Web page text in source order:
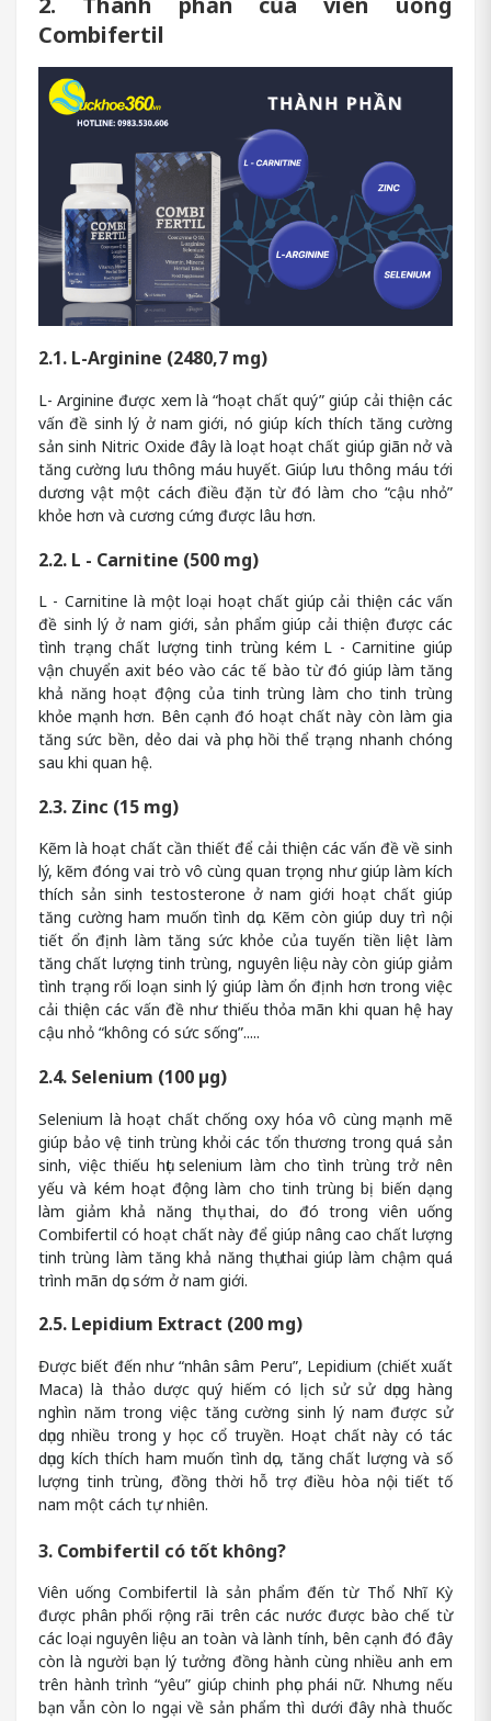
Combifertil
2.1. L-Arginine (2480,7 mg)
L- Arginine được xem là “hoạt chất quý” giúp cải thiện các
vấn đề sinh lý ở nam giới, nó giúp kích thích tăng cường
sản sinh Nitric Oxide đây là loạt hoạt chất giúp giãn nở và
tăng cường lưu thông máu huyết. Giúp lưu thông máu tới
dương vật một cách điều đặn từ đó làm cho “cậu nhỏ”
khỏe hơn và cương cứng được lâu hơn.
2.2. L - Carnitine (500 mg)
L - Carnitine là một loại hoạt chất giúp cải thiện các vấn
đề sinh lý ở nam giới, sản phẩm giúp cải thiện được các
tình trạng chất lượng tinh trùng kém L - Carnitine giúp
vận chuyển axit béo vào các tế bào từ đó giúp làm tăng
khả năng hoạt động của tinh trùng làm cho tinh trùng
khỏe mạnh hơn. Bên cạnh đó hoạt chất này còn làm gia
tăng sức bền, dẻo dai và phục hồi thể trạng nhanh chóng
sau khi quan hệ.
2.3. Zinc (15 mg)
Kẽm là hoạt chất cần thiết để cải thiện các vấn đề về sinh
lý, kẽm đóng vai trò vô cùng quan trọng như giúp làm kích
thích sản sinh testosterone ở nam giới hoạt chất giúp
tăng cường ham muốn tình dục. Kẽm còn giúp duy trì nội
tiết ổn định làm tăng sức khỏe của tuyến tiền liệt làm
tăng chất lượng tinh trùng, nguyên liệu này còn giúp giảm
tình trạng rối loạn sinh lý giúp làm ổn định hơn trong việc
cải thiện các vấn đề như thiếu thỏa mãn khi quan hệ hay
cậu nhỏ “không có sức sống”.....
2.4. Selenium (100 µg)
Selenium là hoạt chất chống oxy hóa vô cùng mạnh mẽ
giúp bảo vệ tinh trùng khỏi các tổn thương trong quá sản
sinh, việc thiếu hụt selenium làm cho tình trùng trở nên
yếu và kém hoạt động làm cho tinh trùng bị biến dạng
làm giảm khả năng thụ thai, do đó trong viên uống
Combifertil có hoạt chất này để giúp nâng cao chất lượng
tinh trùng làm tăng khả năng thụ thai giúp làm chậm quá
trình mãn dục sớm ở nam giới.
2.5. Lepidium Extract (200 mg)
Được biết đến như “nhân sâm Peru”, Lepidium (chiết xuất
Maca) là thảo dược quý hiếm có lịch sử sử dụng hàng
nghìn năm trong việc tăng cường sinh lý nam được sử
dụng nhiều trong y học cổ truyền. Hoạt chất này có tác
dụng kích thích ham muốn tình dục, tăng chất lượng và số
lượng tinh trùng, đồng thời hỗ trợ điều hòa nội tiết tố
nam một cách tự nhiên.
3. Combifertil có tốt không?
Viên uống Combifertil là sản phẩm đến từ Thổ Nhĩ Kỳ
được phân phối rộng rãi trên các nước được bào chế từ
các loại nguyên liệu an toàn và lành tính, bên cạnh đó đây
còn là người bạn lý tưởng đồng hành cùng nhiều anh em
trên hành trình “yêu” giúp chinh phục phái nữ. Nhưng nếu
bạn vẫn còn lo ngại về sản phẩm thì dưới đây nhà thuốc